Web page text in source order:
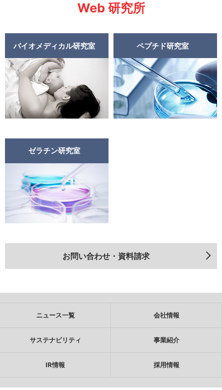
Web 研究所
バイオメディカル研究室 ペプチド研究室
ゼラチン研究室
お問い合わせ・資料請求
ニュース一覧 会社情報
サステナビリティ 事業紹介
IR情報 採用情報